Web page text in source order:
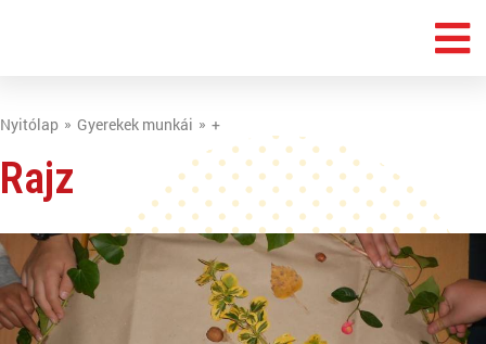
Nyitólap Gyerekek munkái +
Rajz